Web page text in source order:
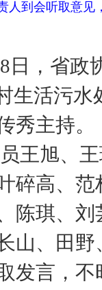
人到会听取意见
日，省政
生活污
秀主持。
王旭、
碎高、
陈琪、
山、田野
发言，